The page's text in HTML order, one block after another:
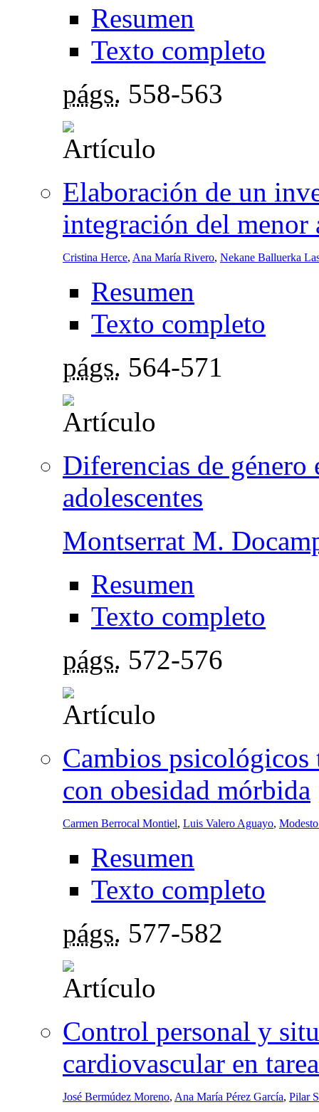
Resumen
Texto completo
págs. 558-563
Elaboración de un
integración del menor
Cristina Herce, Ana María Rivero, Nekane Balluerka
Resumen
Texto completo
págs. 564-571
Diferencias de género
adolescentes
Montserrat M.
Resumen
Texto completo
págs. 572-576
Cambios psicológicos
con obesidad mórbida
Carmen Berrocal Montiel, Luis Valero Aguayo,
Resumen
Texto completo
págs. 577-582
Control personal y
cardiovascular en
José Bermúdez Moreno, Ana María Pérez García, Pilar